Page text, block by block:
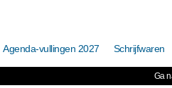
Agenda-vullingen 2027 Schrijfwaren
Ga